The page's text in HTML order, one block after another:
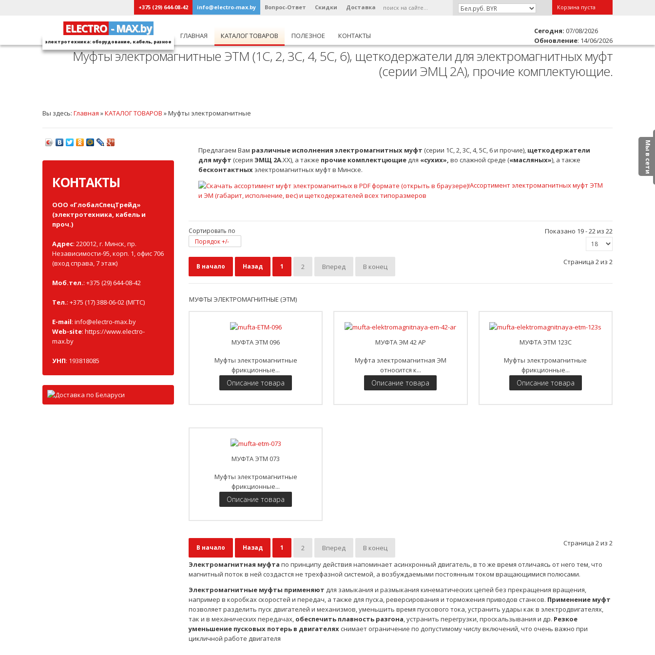
Корзина пуста
+375 (29) 644-08-42 info@electro-max.by Вопрос-Ответ Скидки Доставка
ELECTRO - MAX.by
электротехника: оборудование, кабель, разное
ГЛАВНАЯ КАТАЛОГ ТОВАРОВ ПОЛЕЗНОЕ КОНТАКТЫ
Сегодня: 07/08/2026
Обновление: 14/06/2026
Муфты электромагнитные ЭТМ (1С, 2, 3С, 4, 5С, 6), щеткодержатели для электромагнитных муфт
(серии ЭМЦ 2А), прочие комплектующие.
Вы здесь: Главная »КАТАЛОГ ТОВАРОВ »Муфты электромагнитные
КОНТАКТЫ
ООО «ГлобалСпецТрейд»
(электротехника, кабель и
проч.)
Адрес: 220012, г. Минск, пр.
Независимости-95, корп. 1, офис 706
(вход справа, 7 этаж)
Моб.тел.: +375 (29) 644-08-42
Тел.: +375 (17) 388-06-02 (МГТС)
E-mail: info@electro-max.by
Web-site: https://www.electro-
max.by
УНП: 193818085
Предлагаем Вам различные исполнения электромагнитных муфт (серии 1С, 2, 3С, 4, 5С, 6 и прочие), щеткодержатели
для муфт (серия ЭМЩ 2А.XX), а также прочие комплектцющиедля «сухих», во слажной среде («масляных»), а также
бесконтактных электромагнитных муфт в Минске.
Ассортимент электромагнитных муфт ЭТМ
и ЭМ (габарит, исполнение, вес) и щеткодержателей всех типоразмеров
Сортировать по
Порядок +/-
Показано 19 - 22 из 22
В начало Назад 1 2 Вперед В конец
Страница 2 из 2
МУФТЫ ЭЛЕКТРОМАГНИТНЫЕ (ЭТМ)
МУФТА ЭТМ 096
Муфты электромагнитные
фрикционные...
Описание товара
МУФТА ЭМ 42 АР
Муфта электромагнитная ЭМ
относится к...
Описание товара
МУФТА ЭТМ 123С
Муфты электромагнитные
фрикционные...
Описание товара
МУФТА ЭТМ 073
Муфты электромагнитные
фрикционные...
Описание товара
В начало Назад 1 2 Вперед В конец
Страница 2 из 2
Электромагнитная муфта по принципу действия напоминает асинхронный двигатель, в то же время отличаясь от него тем, что
магнитный поток в ней создастся не трехфазной системой, а возбуждаемыми постоянным током вращающимися полюсами.
Электромагнитные муфты применяют для замыкания и размыкания кинематических цепей без прекращения вращения,
например в коробках скоростей и передач, а также для пуска, реверсирования и торможения приводов станков. Применение муфт
позволяет разделить пуск двигателей и механизмов, уменьшить время пускового тока, устранить удары как в электродвигателях,
так и в механических передачах, обеспечить плавность разгона, устранить перегрузки, проскальзывания и др. Резкое
уменьшение пусковых потерь в двигателяхснимает ограничение по допустимому числу включений, что очень важно при
цикличной работе двигателя
Мы в сети